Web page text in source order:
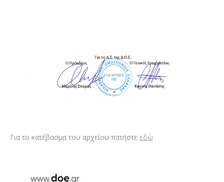
Για το κατέβασμα του αρχείου πατήστε εδώ